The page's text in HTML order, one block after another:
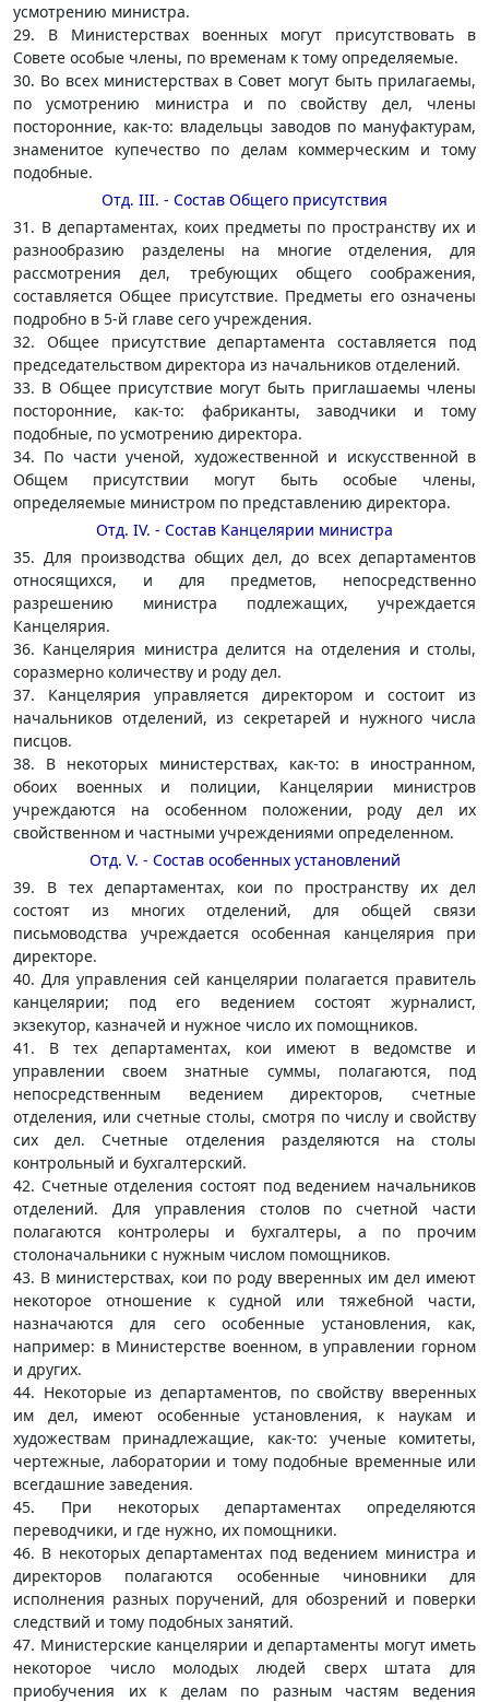
усмотрению министра.
29. В Министерствах военных могут присутствовать в
Совете особые члены, по временам к тому определяемые.
30. Во всех министерствах в Совет могут быть прилагаемы,
по усмотрению министра и по свойству дел, члены
посторонние, как-то: владельцы заводов по мануфактурам,
знаменитое купечество по делам коммерческим и тому
подобные.
Отд. III. - Состав Общего присутствия
31. В департаментах, коих предметы по пространству их и
разнообразию разделены на многие отделения, для
рассмотрения дел, требующих общего соображения,
составляется Общее присутствие. Предметы его означены
подробно в 5-й главе сего учреждения.
32. Общее присутствие департамента составляется под
председательством директора из начальников отделений.
33. В Общее присутствие могут быть приглашаемы члены
посторонние, как-то: фабриканты, заводчики и тому
подобные, по усмотрению директора.
34. По части ученой, художественной и искусственной в
Общем присутствии могут быть особые члены,
определяемые министром по представлению директора.
Отд. IV. - Состав Канцелярии министра
35. Для производства общих дел, до всех департаментов
относящихся, и для предметов, непосредственно
разрешению министра подлежащих, учреждается
Канцелярия.
36. Канцелярия министра делится на отделения и столы,
соразмерно количеству и роду дел.
37. Канцелярия управляется директором и состоит из
начальников отделений, из секретарей и нужного числа
писцов.
38. В некоторых министерствах, как-то: в иностранном,
обоих военных и полиции, Канцелярии министров
учреждаются на особенном положении, роду дел их
свойственном и частными учреждениями определенном.
Отд. V. - Состав особенных установлений
39. В тех департаментах, кои по пространству их дел
состоят из многих отделений, для общей связи
письмоводства учреждается особенная канцелярия при
директоре.
40. Для управления сей канцелярии полагается правитель
канцелярии; под его ведением состоят журналист,
экзекутор, казначей и нужное число их помощников.
41. В тех департаментах, кои имеют в ведомстве и
управлении своем знатные суммы, полагаются, под
непосредственным ведением директоров, счетные
отделения, или счетные столы, смотря по числу и свойству
сих дел. Счетные отделения разделяются на столы
контрольный и бухгалтерский.
42. Счетные отделения состоят под ведением начальников
отделений. Для управления столов по счетной части
полагаются контролеры и бухгалтеры, а по прочим
столоначальники с нужным числом помощников.
43. В министерствах, кои по роду вверенных им дел имеют
некоторое отношение к судной или тяжебной части,
назначаются для сего особенные установления, как,
например: в Министерстве военном, в управлении горном
и других.
44. Некоторые из департаментов, по свойству вверенных
им дел, имеют особенные установления, к наукам и
художествам принадлежащие, как-то: ученые комитеты,
чертежные, лаборатории и тому подобные временные или
всегдашние заведения.
45. При некоторых департаментах определяются
переводчики, и где нужно, их помощники.
46. В некоторых департаментах под ведением министра и
директоров полагаются особенные чиновники для
исполнения разных поручений, для обозрений и поверки
следствий и тому подобных занятий.
47. Министерские канцелярии и департаменты могут иметь
некоторое число молодых людей сверх штата для
приобучения их к делам по разным частям ведения